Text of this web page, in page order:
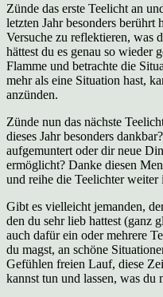
Zünde das erste Teelicht an
letzten Jahr besonders berührt
Versuche zu reflektieren, was
hättest du es genau so wieder
Flamme und betrachte die
mehr als eine Situation hast,
anzünden.
Zünde nun das nächste
dieses Jahr besonders
aufgemuntert oder dir neue
ermöglicht? Danke diesen
und reihe die Teelichter
Gibt es vielleicht jemanden,
den du sehr lieb hattest (ganz
auch dafür ein oder mehrere
du magst, an schöne
Gefühlen freien Lauf, diese
kannst tun und lassen, was du